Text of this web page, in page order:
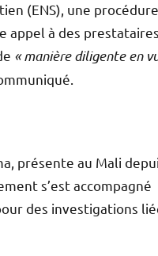
(ENS), une procédure
appel à des prestataires
« manière diligente en
présente au Mali
s’est accompagné
des investigations